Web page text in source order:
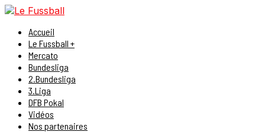
Accueil
Le Fussball +
Mercato
Bundesliga
2.Bundesliga
3.Liga
DFB Pokal
Vidéos
Nos partenaires